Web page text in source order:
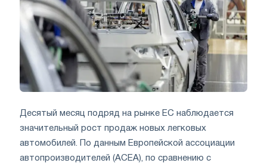
Десятый месяц подряд на рынке ЕС наблюдается
значительный рост продаж новых легковых
автомобилей. По данным Европейской ассоциации
автопроизводителей (АСЕА), по сравнению с